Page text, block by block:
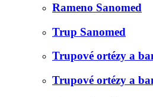
Rameno Sanomed
Trup Sanomed
Trupové ortézy a
Trupové ortézy a